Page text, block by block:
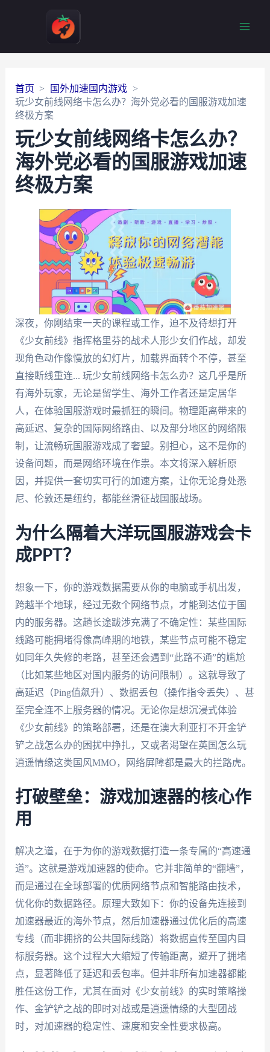
首页
国外加速国内游戏
玩少女前线网络卡怎么办？海外党必看的国服游戏加速
终极方案
玩少女前线网络卡怎么办？
海外党必看的国服游戏加速
终极方案
深夜，你刚结束一天的课程或工作，迫不及待想打开
《少女前线》指挥格里芬的战术人形少女们作战，却发
现角色动作像慢放的幻灯片，加载界面转个不停，甚至
直接断线重连... 玩少女前线网络卡怎么办？这几乎是所
有海外玩家，无论是留学生、海外工作者还是定居华
人，在体验国服游戏时最抓狂的瞬间。物理距离带来的
高延迟、复杂的国际网络路由、以及部分地区的网络限
制，让流畅玩国服游戏成了奢望。别担心，这不是你的
设备问题，而是网络环境在作祟。本文将深入解析原
因，并提供一套切实可行的加速方案，让你无论身处悉
尼、伦敦还是纽约，都能丝滑征战国服战场。
为什么隔着大洋玩国服游戏会卡
成PPT？
想象一下，你的游戏数据需要从你的电脑或手机出发，
跨越半个地球，经过无数个网络节点，才能到达位于国
内的服务器。这趟长途跋涉充满了不确定性：某些国际
线路可能拥堵得像高峰期的地铁，某些节点可能不稳定
如同年久失修的老路，甚至还会遇到“此路不通”的尴尬
（比如某些地区对国内服务的访问限制）。这就导致了
高延迟（Ping值飙升）、数据丢包（操作指令丢失）、甚
至完全连不上服务器的情况。无论你是想沉浸式体验
《少女前线》的策略部署，还是在澳大利亚打不开金铲
铲之战怎么办的困扰中挣扎，又或者渴望在英国怎么玩
逍遥情缘这类国风MMO，网络屏障都是最大的拦路虎。
打破壁垒：游戏加速器的核心作
用
解决之道，在于为你的游戏数据打造一条专属的“高速通
道”。这就是游戏加速器的使命。它并非简单的“翻墙”，
而是通过在全球部署的优质网络节点和智能路由技术，
优化你的数据路径。原理大致如下：你的设备先连接到
加速器最近的海外节点，然后加速器通过优化后的高速
专线（而非拥挤的公共国际线路）将数据直传至国内目
标服务器。这个过程大大缩短了传输距离，避开了拥堵
点，显著降低了延迟和丢包率。但并非所有加速器都能
胜任这份工作，尤其在面对《少女前线》的实时策略操
作、金铲铲之战的即时对战或是逍遥情缘的大型团战
时，对加速器的稳定性、速度和安全性要求极高。